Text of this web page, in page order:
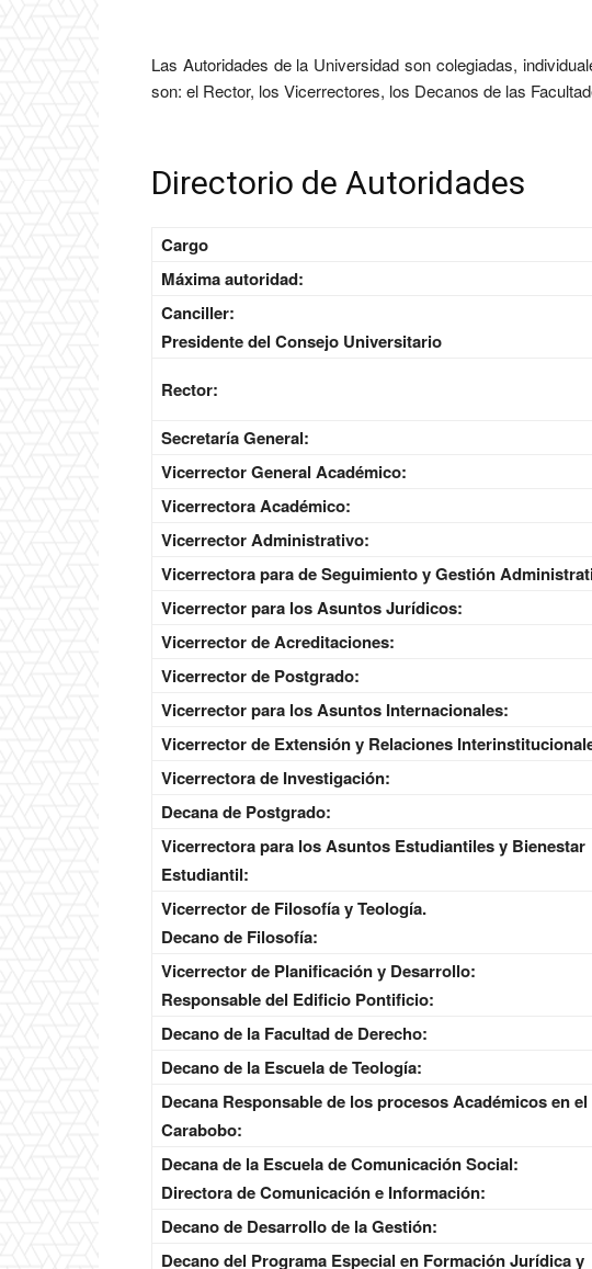
Las Autoridades de la Universidad son colegiadas,
son: el Rector, los Vicerrectores, los Decanos de las
Directorio de Autoridades
Cargo
Máxima autoridad:
Canciller:
Presidente del Consejo Universitario
Rector:
Secretaría General:
Vicerrector General Académico:
Vicerrectora Académico:
Vicerrector Administrativo:
Vicerrectora para de Seguimiento y Gestión
Vicerrector para los Asuntos Jurídicos:
Vicerrector de Acreditaciones:
Vicerrector de Postgrado:
Vicerrector para los Asuntos Internacionales:
Vicerrector de Extensión y Relaciones
Vicerrectora de Investigación:
Decana de Postgrado:
Vicerrectora para los Asuntos Estudiantiles y Bienestar
Estudiantil:
Vicerrector de Filosofía y Teología.
Decano de Filosofía:
Vicerrector de Planificación y Desarrollo:
Responsable del Edificio Pontificio:
Decano de la Facultad de Derecho:
Decano de la Escuela de Teología:
Decana Responsable de los procesos Académicos en
Carabobo:
Decana de la Escuela de Comunicación Social:
Directora de Comunicación e Información:
Decano de Desarrollo de la Gestión:
Decano del Programa Especial en Formación Jurídica y